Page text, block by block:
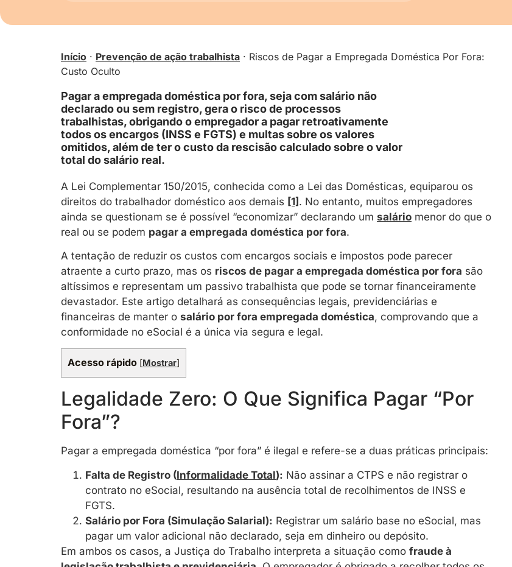
Início · Prevenção de ação trabalhista · Riscos de Pagar a Empregada Doméstica Por Fora:
Custo Oculto
Pagar a empregada doméstica por fora, seja com salário não
declarado ou sem registro, gera o risco de processos
trabalhistas, obrigando o empregador a pagar retroativamente
todos os encargos (INSS e FGTS) e multas sobre os valores
omitidos, além de ter o custo da rescisão calculado sobre o valor
total do salário real.
A Lei Complementar 150/2015, conhecida como a Lei das Domésticas, equiparou os
direitos do trabalhador doméstico aos demais [1] . No entanto, muitos empregadores
ainda se questionam se é possível “economizar” declarando um salário menor do que o
real ou se podem pagar a empregada doméstica por fora.
A tentação de reduzir os custos com encargos sociais e impostos pode parecer
atraente a curto prazo, mas os riscos de pagar a empregada doméstica por fora são
altíssimos e representam um passivo trabalhista que pode se tornar financeiramente
devastador. Este artigo detalhará as consequências legais, previdenciárias e
financeiras de manter o salário por fora empregada doméstica, comprovando que a
conformidade no eSocial é a única via segura e legal.
Acesso rápido [Mostrar]
Legalidade Zero: O Que Significa Pagar “Por
Fora”?
Pagar a empregada doméstica “por fora” é ilegal e refere-se a duas práticas principais:
Falta de Registro (Informalidade Total): Não assinar a CTPS e não registrar o
contrato no eSocial, resultando na ausência total de recolhimentos de INSS e
FGTS.
Salário por Fora (Simulação Salarial): Registrar um salário base no eSocial, mas
pagar um valor adicional não declarado, seja em dinheiro ou depósito.
Em ambos os casos, a Justiça do Trabalho interpreta a situação como fraude à